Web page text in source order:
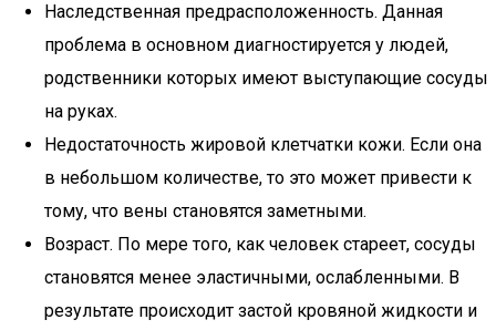
Наследственная предрасположенность. Данная
проблема в основном диагностируется у людей,
родственники которых имеют выступающие сосуды
на руках.
Недостаточность жировой клетчатки кожи. Если она
в небольшом количестве, то это может привести к
тому, что вены становятся заметными.
Возраст. По мере того, как человек стареет, сосуды
становятся менее эластичными, ослабленными. В
результате происходит застой кровяной жидкости и